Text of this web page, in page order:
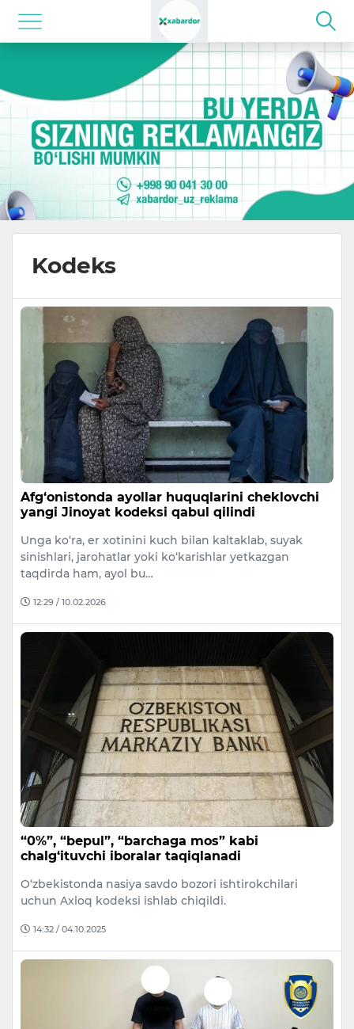
Kodeks
Afg‘onistonda ayollar huquqlarini cheklovchi
yangi Jinoyat kodeksi qabul qilindi
Unga ko‘ra, er xotinini kuch bilan kaltaklab, suyak
sinishlari, jarohatlar yoki ko‘karishlar yetkazgan
taqdirda ham, ayol bu…
12:29 / 10.02.2026
“0%”, “bepul”, “barchaga mos” kabi
chalg‘ituvchi iboralar taqiqlanadi
O‘zbekistonda nasiya savdo bozori ishtirokchilari
uchun Axloq kodeksi ishlab chiqildi.
14:32 / 04.10.2025